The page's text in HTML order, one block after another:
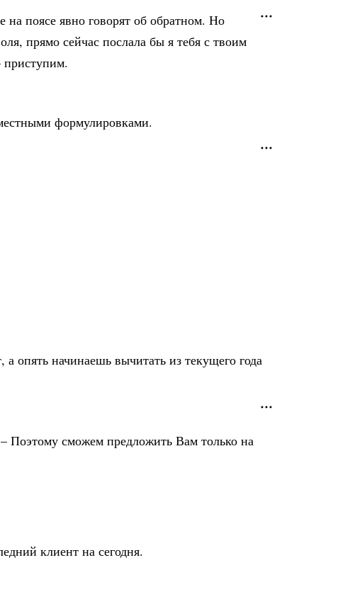
поясе явно говорят об обратном. Но
прямо сейчас послала бы я тебя с твоим
приступим.
формулировками.
опять начинаешь вычитать из текущего года
Поэтому сможем предложить Вам только на
клиент на сегодня.